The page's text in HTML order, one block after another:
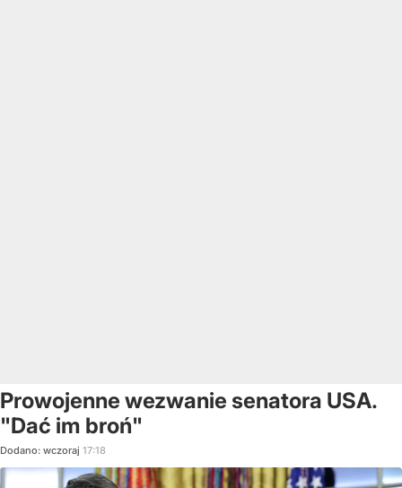
Prowojenne wezwanie senatora USA.
"Dać im broń"
Dodano: wczoraj 17:18